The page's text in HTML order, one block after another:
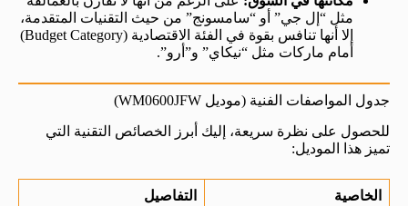
مثل “إل جي” أو “سامسونج” من حيث التقنيات المتقدمة،
إلا أنها تنافس بقوة في الفئة الاقتصادية (Budget Category)
أمام ماركات مثل “نيكاي” و”أرو”.
جدول المواصفات الفنية (موديل WM0600JFW)
للحصول على نظرة سريعة، إليك أبرز الخصائص التقنية التي
تميز هذا الموديل:
الخاصية التفاصيل